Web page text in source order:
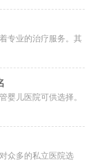
专业的治疗服务。其
婴儿医院可供选择。
众多的私立医院选